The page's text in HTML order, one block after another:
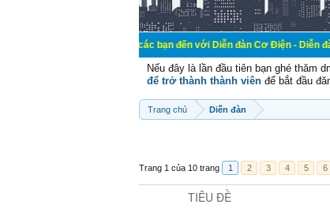
Chào mừng các bạn đến với Diễn đàn Cơ Điện - Diễn đàn Cơ
Nếu đây là lần đầu tiên bạn ghé thăm
để trở thành thành viên để bắt đầu
Trang chủ Diễn đàn
Trang 1 của 10 trang 1 2 3 4 5 6
TIÊU ĐỀ